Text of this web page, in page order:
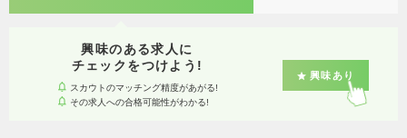
興味のある求人に
チェックをつけよう!
スカウトのマッチング精度があがる!
その求人への合格可能性がわかる!
興味あり